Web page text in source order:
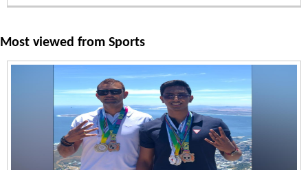
Most viewed from Sports